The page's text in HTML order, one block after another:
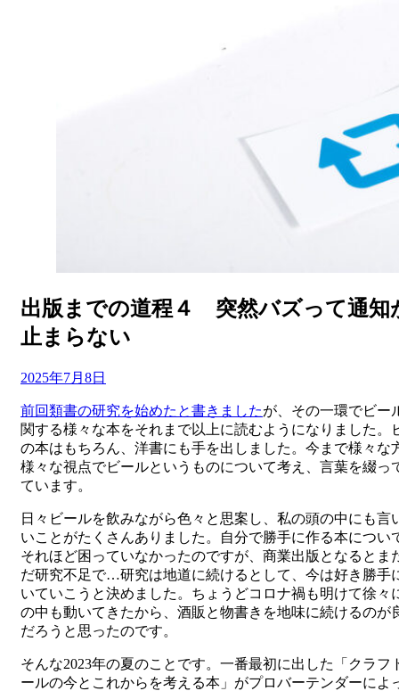
出版までの道程４ 突然バズって通知
止まらない
投稿者master
投
日:
2025年7月8日
前回類書の研究を始めたと書きましたが、その一環でビー
関する様々な本をそれまで以上に読むようになりました。
の本はもちろん、洋書にも手を出しました。今まで様々な
様々な視点でビールというものについて考え、言葉を綴っ
ています。
日々ビールを飲みながら色々と思案し、私の頭の中にも言
いことがたくさんありました。自分で勝手に作る本につい
それほど困っていなかったのですが、商業出版となるとま
だ研究不足で…研究は地道に続けるとして、今は好き勝手
いていこうと決めました。ちょうどコロナ禍も明けて徐々
の中も動いてきたから、酒販と物書きを地味に続けるのが
だろうと思ったのです。
そんな2023年の夏のことです。一番最初に出した「クラフ
ールの今とこれからを考える本」がプロバーテンダーによ